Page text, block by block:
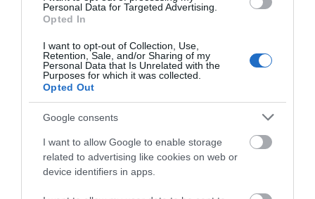
Personal Data for Targeted Advertising.
Opted In
I want to opt-out of Collection, Use,
Retention, Sale, and/or Sharing of my
Personal Data that Is Unrelated with the
Purposes for which it was collected.
Opted Out
Google consents
I want to allow Google to enable storage
related to advertising like cookies on web or
device identifiers in apps.